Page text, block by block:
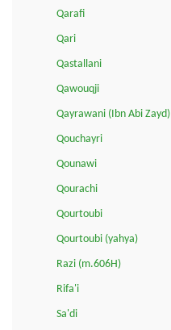
Qarafi
Qari
Qastallani
Qawouqji
Qayrawani (Ibn Abi Zayd)
Qouchayri
Qounawi
Qourachi
Qourtoubi
Qourtoubi (yahya)
Razi (m.606H)
Rifa'i
Sa'di